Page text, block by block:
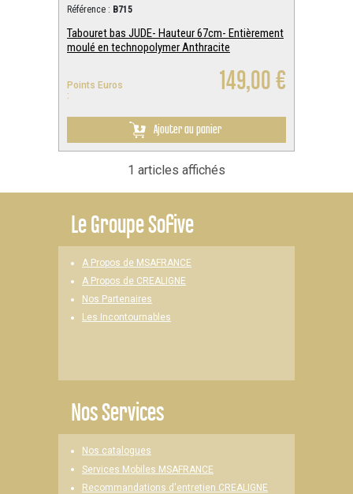
Référence : B715
Tabouret bas JUDE- Hauteur 67cm- Entièrement
moulé en technopolymer Anthracite
Points Euros
:
149,00 €
Ajouter au panier
1 articles affichés
LeGroupe Sofive
A Propos de MSAFRANCE
A Propos de CREALIGNE
Nos Partenaires
Les Incontournables
Nos Services
Nos catalogues
Services Mobiles MSAFRANCE
Recommandations d'entretien CREALIGNE